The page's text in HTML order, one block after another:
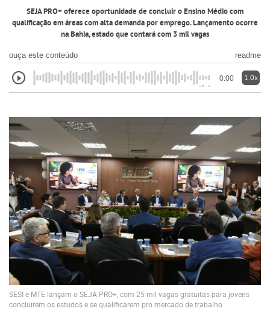
SEJA PRO+ oferece oportunidade de concluir o Ensino Médio com
qualificação em áreas com alta demanda por emprego. Lançamento ocorre
na Bahia, estado que contará com 3 mil vagas
ouça este conteúdo readme
0:00 1.0x
SESI e MTE lançam o SEJA PRO+, com 25 mil vagas gratuitas para jovens
concluírem os estudos e se qualificarem pro mercado de trabalho